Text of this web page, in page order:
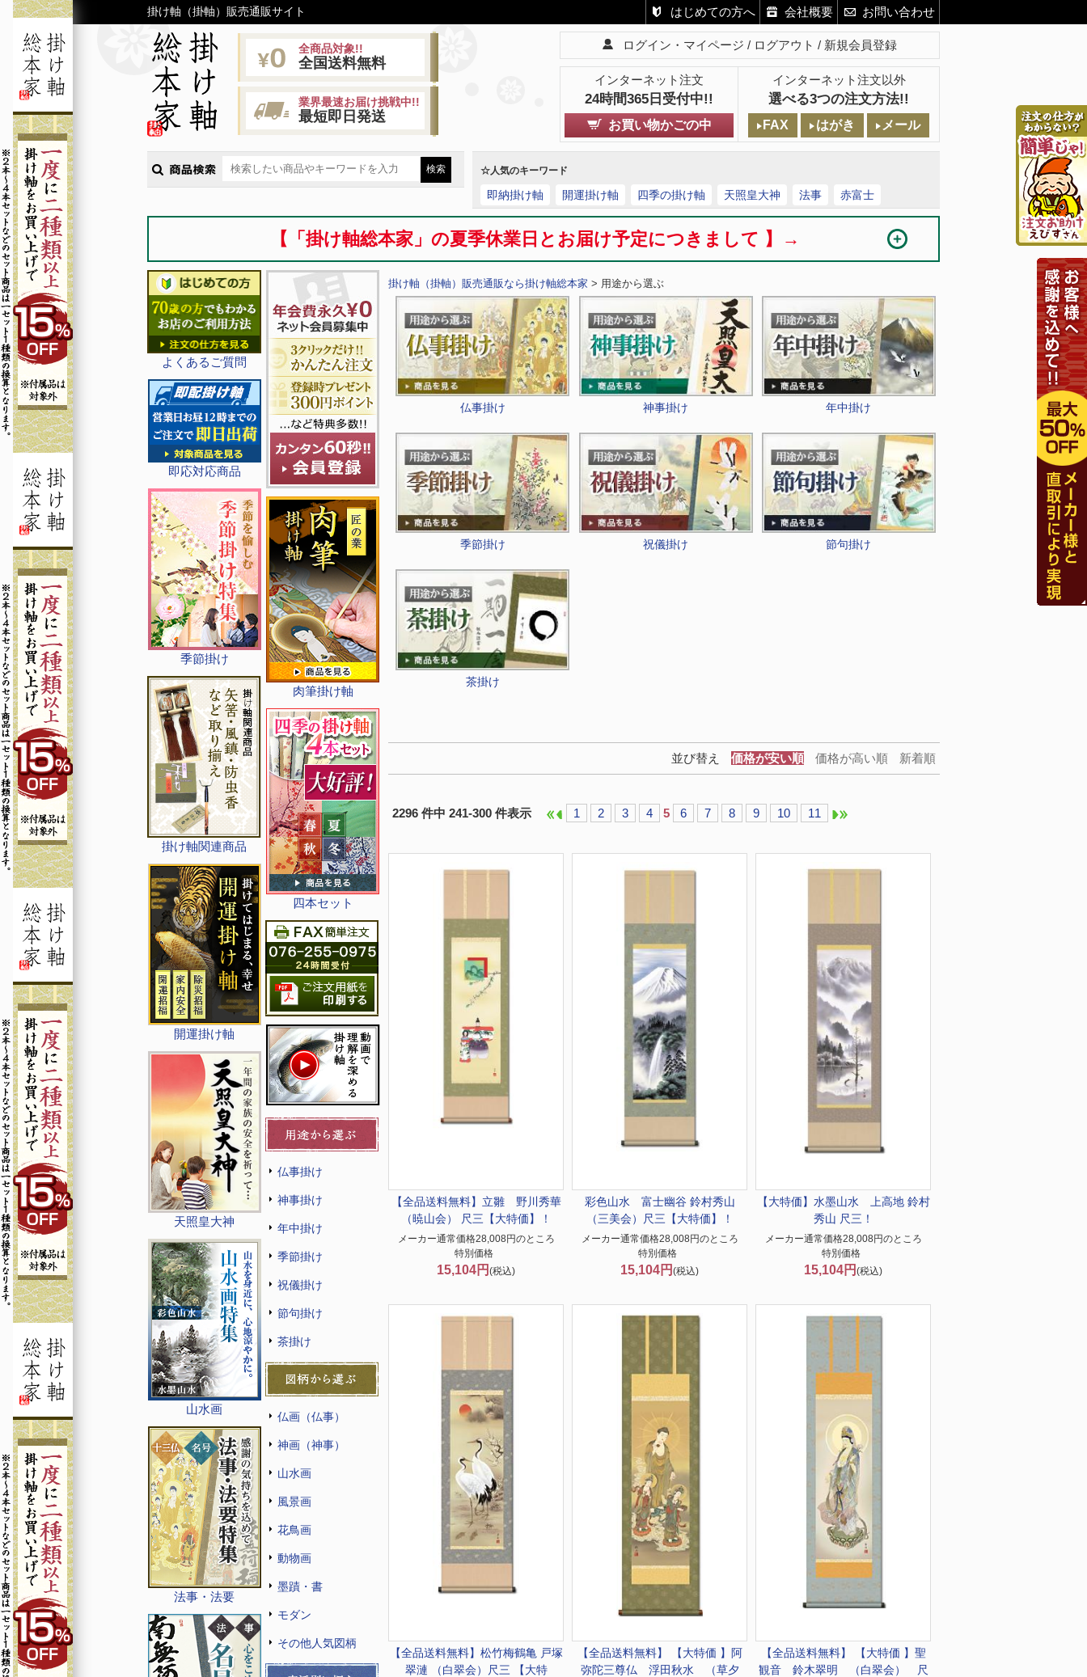
掛け軸（掛軸）販売通販サイト はじめての方へ 会社概要 お問い合わせ
全商品対象!!
全国送料無料
業界最速お届け挑戦中!!
最短即日発送
ログイン・マイページ ログアウト 新規会員登録
インターネット注文
24時間365日受付中!!
インターネット注文以外
選べる3つの注文方法!!
お買い物かごの中 FAX はがき メール
☆人気のキーワード
即納掛け軸 開運掛け軸 四季の掛け軸 天照皇大神 法事 赤富士
【「掛け軸総本家」の夏季休業日とお届け予定につきまして 】→
よくあるご質問
即応対応商品
季節掛け
掛け軸関連商品
開運掛け軸
天照皇大神
山水画
法事・法要
肉筆掛け軸
四本セット
仏事掛け
神事掛け
年中掛け
季節掛け
祝儀掛け
節句掛け
茶掛け
仏画（仏事）
神画（神事）
山水画
風景画
花鳥画
動物画
墨蹟・書
モダン
その他人気図柄
掛け軸（掛軸）販売通販なら掛け軸総本家 > 用途から選ぶ
仏事掛け 神事掛け 年中掛け
季節掛け 祝儀掛け 節句掛け
茶掛け
並び替え 価格が安い順 価格が高い順 新着順
2296 件中 241-300 件表示 1 2 3 4 5 6 7 8 9 10 11
【全品送料無料】 立雛 野川秀華
（暁山会） 尺三【大特価】！
メーカー通常価格28,008円のところ
特別価格
15,104円 (税込)
彩色山水 富士幽谷 鈴村秀山
（三美会）尺三【大特価】！
メーカー通常価格28,008円のところ
特別価格
15,104円 (税込)
【大特価】 水墨山水 上高地 鈴村
秀山 尺三！
メーカー通常価格28,008円のところ
特別価格
15,104円 (税込)
【全品送料無料】 松竹梅鶴亀 戸塚
翠漣 （白翠会）尺三 【大特
【全品送料無料】 【大特価 】
阿
弥陀三尊仏 浮田秋水 （草夕
【全品送料無料】 【大特価 】 聖
観音 鈴木翠明 （白翠会） 尺